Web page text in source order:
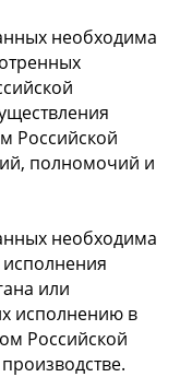
необходима
Российской
полномочий и
необходима
или
исполнению в
Российской